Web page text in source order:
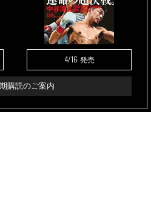
4/16 発売
購読のご案内